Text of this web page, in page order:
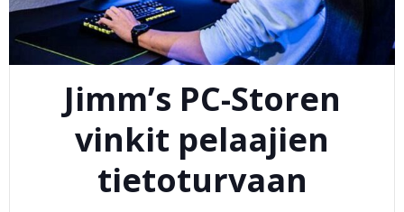
Jimm’s PC-Storen
vinkit pelaajien
tietoturvaan